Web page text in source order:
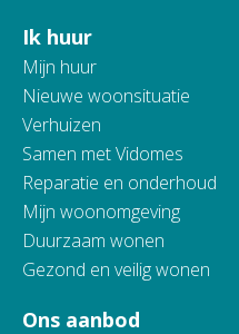
Contactinformatie
Ik huur
Mijn huur
Nieuwe woonsituatie
Verhuizen
Samen met Vidomes
Reparatie en onderhoud
Mijn woonomgeving
Duurzaam wonen
Gezond en veilig wonen
Ons aanbod